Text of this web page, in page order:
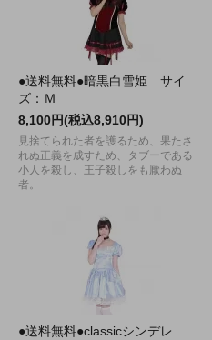
●送料無料●暗黒白雪姫 サイ
ズ：Ｍ
8,100円(税込8,910円)
見捨てられた者を護るため、果たさ
れぬ正義を成すため、タブーである
小人を殺し、王子殺しをも厭わぬ
者。
●送料無料●classicシンデレ